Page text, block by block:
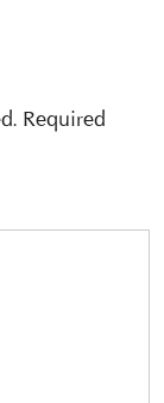
Required